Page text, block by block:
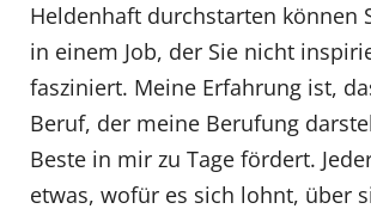
Heldenhaft durchstarten können
in einem Job, der Sie nicht
fasziniert. Meine Erfahrung ist,
Beruf, der meine Berufung
Beste in mir zu Tage fördert.
etwas, wofür es sich lohnt, über